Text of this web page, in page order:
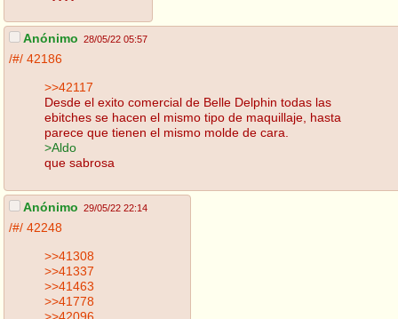
Anónimo 28/05/22 05:57
/#/ 42186
>>42117
Desde el exito comercial de Belle Delphin todas las
ebitches se hacen el mismo tipo de maquillaje, hasta
parece que tienen el mismo molde de cara.
>Aldo
que sabrosa
Anónimo 29/05/22 22:14
/#/ 42248
>>41308
>>41337
>>41463
>>41778
>>42096